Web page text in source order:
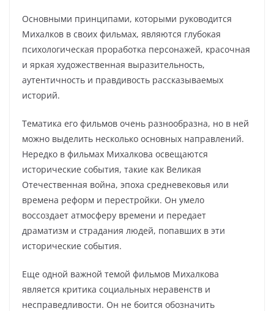
Основными принципами, которыми руководится
Михалков в своих фильмах, являются глубокая
психологическая проработка персонажей, красочная
и яркая художественная выразительность,
аутентичность и правдивость рассказываемых
историй.
Тематика его фильмов очень разнообразна, но в ней
можно выделить несколько основных направлений.
Нередко в фильмах Михалкова освещаются
исторические события, такие как Великая
Отечественная война, эпоха средневековья или
времена реформ и перестройки. Он умело
воссоздает атмосферу времени и передает
драматизм и страдания людей, попавших в эти
исторические события.
Еще одной важной темой фильмов Михалкова
является критика социальных неравенств и
несправедливости. Он не боится обозначить